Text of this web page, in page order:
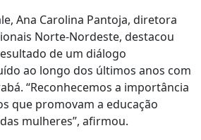
Ana Carolina Pantoja, diretora
Norte-Nordeste, destacou
de um diálogo
ao longo dos últimos anos com
“Reconhecemos a importância
que promovam a educação
mulheres”, afirmou.